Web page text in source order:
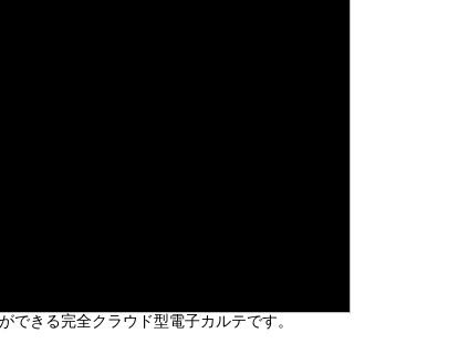
きる完全クラウド型電子カルテです。